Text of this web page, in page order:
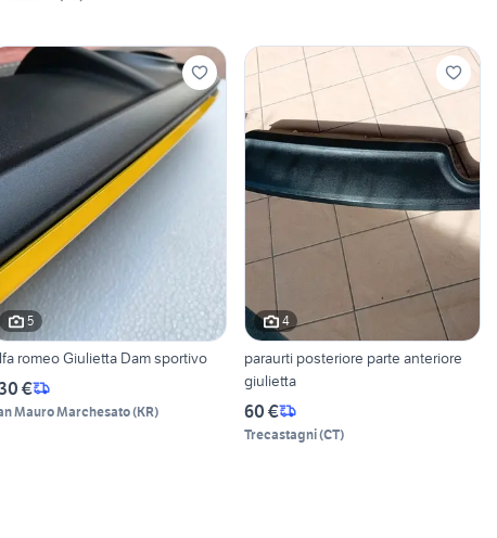
5
romeo Giulietta Dam sportivo
€
Mauro Marchesato(KR)
4
paraurti posteriore parte anteriore
giulietta
60 €
Trecastagni(CT)